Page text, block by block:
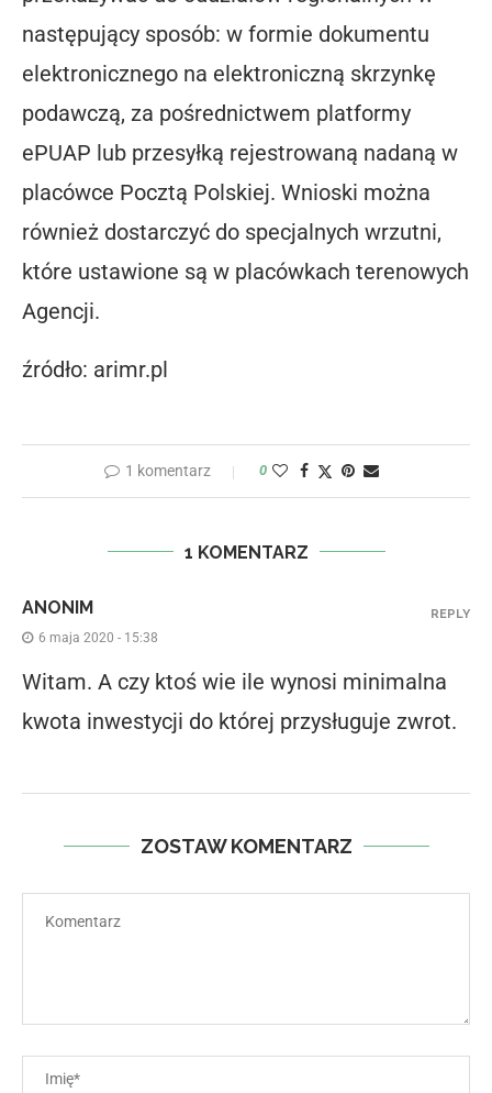
następujący sposób: w formie dokumentu
elektronicznego na elektroniczną skrzynkę
podawczą, za pośrednictwem platformy
ePUAP lub przesyłką rejestrowaną nadaną w
placówce Pocztą Polskiej. Wnioski można
również dostarczyć do specjalnych wrzutni,
które ustawione są w placówkach terenowych
Agencji.
źródło: arimr.pl
1 komentarz 0
1 KOMENTARZ
ANONIM
6 maja 2020 - 15:38
Witam. A czy ktoś wie ile wynosi minimalna
kwota inwestycji do której przysługuje zwrot.
REPLY
ZOSTAW KOMENTARZ